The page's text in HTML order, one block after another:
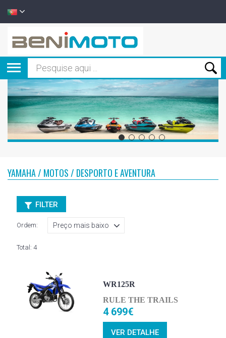
YAMAHA / MOTOS / DESPORTO E AVENTURA
FILTER
Ordem:
Total: 4
WR125R
RULE THE TRAILS
4 699€
VER DETALHE